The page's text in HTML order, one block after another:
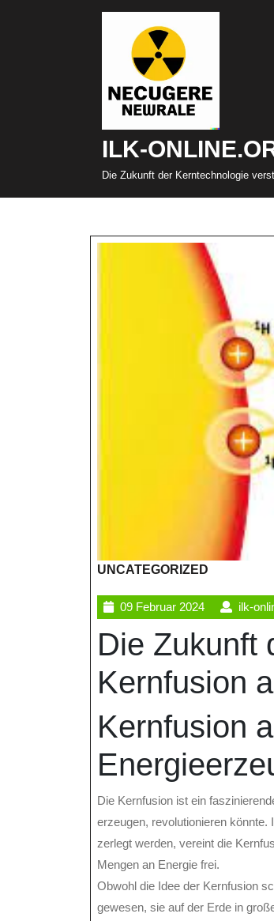
ILK-
Die Zukunft der Kerntechnologie
UNCATEGORIZED
09 Februar 202409
Februar
2024
ilk-
Die Zukunft
Kernfusion
Kernfusion
Die Kernfusion ist ein
erzeugen, revolutionieren
zerlegt werden, vereint die
Mengen an Energie frei.
Obwohl die Idee der Kernfusion
gewesen, sie auf der Erde in